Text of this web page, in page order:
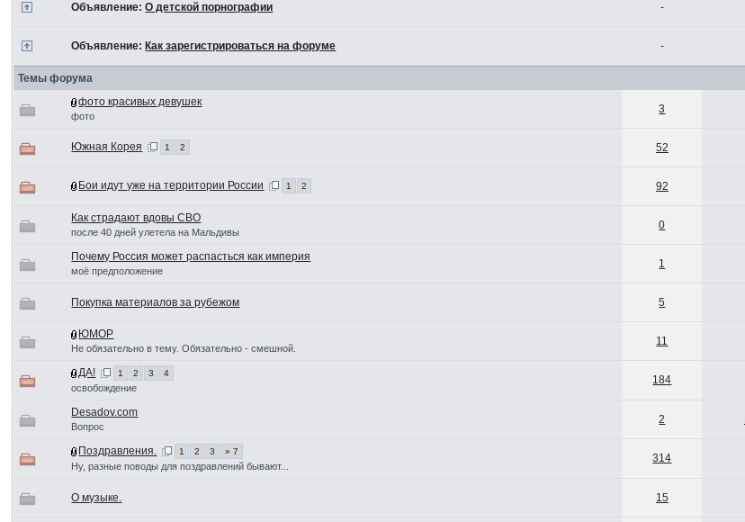
Объявление:О детской порнографии -
Объявление: Как зарегистрироваться на форуме -
Темы форума
фото красивых девушек
фото
3
Южная Корея 1 2 52
Бои идут уже на территории России 1 2 92
Как страдают вдовы СВО
после 40 дней улетела на Мальдивы
0
Почему Россия может распасться как империя
моё предположение
1
Покупка материалов за рубежом 5
ЮМОР
Не обязательно в тему. Обязательно - смешной.
11
ДА! 1 2 3 4
освобождение
184
Desadov.com
Вопрос
2
Поздравления. 1 2 3 » 7
Ну, разные поводы для поздравлений бывают...
314
О музыке. 15